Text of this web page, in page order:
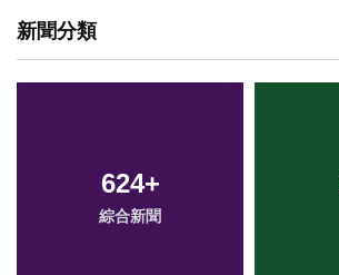
新聞分類
624+
綜合新聞